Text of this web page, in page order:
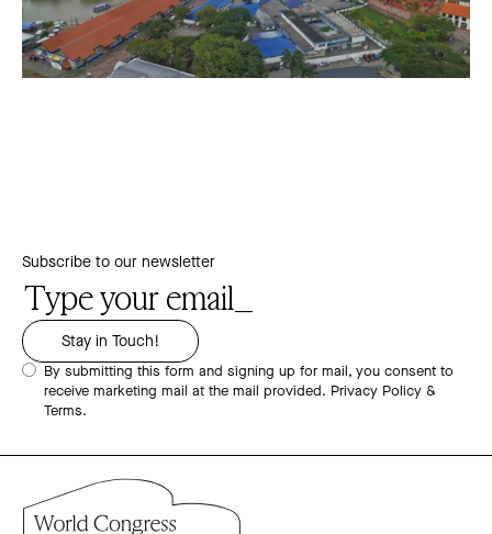
Subscribe to our newsletter
By submitting this form and signing up for mail, you consent to
receive marketing mail at the mail provided. Privacy Policy &
Terms.